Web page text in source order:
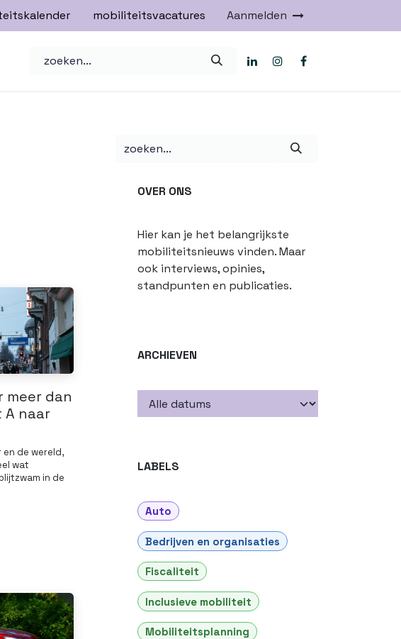
mobiliteitsvacatures Aanmelden
meer dan
A naar
de wereld,
wat
in de
OVER ONS
Hier kan je het belangrijkste
mobiliteitsnieuws vinden. Maar
ook interviews, opinies,
standpunten en publicaties.
ARCHIEVEN
LABELS
Auto
Bedrijven en organisaties
Fiscaliteit
Inclusieve mobiliteit
Mobiliteitsplanning